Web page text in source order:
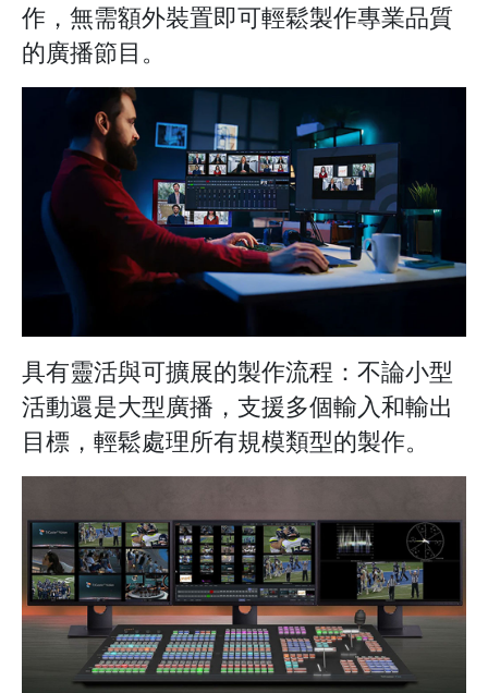
作，無需額外裝置即可輕鬆製作專業品質
的廣播節目。
具有靈活與可擴展的製作流程：不論小型
活動還是大型廣播，支援多個輸入和輸出
目標，輕鬆處理所有規模類型的製作。